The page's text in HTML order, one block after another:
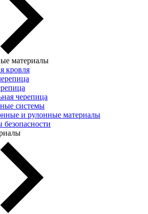
материалы
кровля
черепица
системы
и рулонные материалы